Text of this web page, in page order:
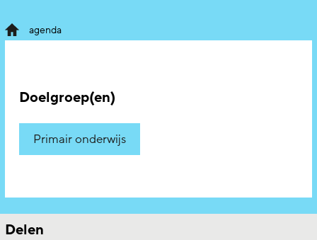
agenda
Doelgroep(en)
Primair onderwijs
Delen